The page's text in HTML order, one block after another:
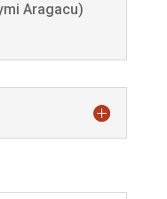
Aragacu)